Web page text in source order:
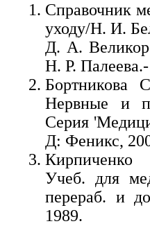
Справочник
уходу/Н. И.
Д. А.
Н. Р.
Бортникова
Нервные и
Серия
Д: Феникс,
Учеб. для
перераб. и
1989.